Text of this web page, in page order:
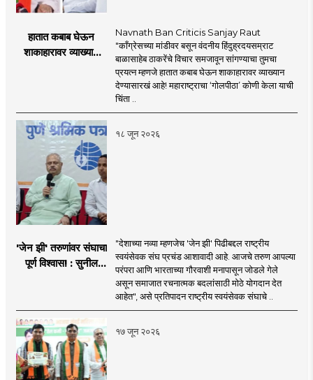
हातात कबाब घेऊन
शाकाहारावर व्याख्यान
Navnath Ban Criticis Sanjay Raut
"काँग्रेसच्या मांडीवर बसून वंदनीय हिंदुह्रदयसम्राट
बाळासाहेब ठाकरेंचे विचार समजावून सांगण्याचा तुमचा
प्रयत्न म्हणजे हातात कबाब घेऊन शाकाहारावर व्याख्यान
देण्यासारखं आहे! महाराष्ट्राचा ‘गोलपीठा’ कोणी केला याची
चिंता ..
१८ जून २०२६
'जेन झी' तरुणांवर संघाचा
पूर्ण विश्वास! : सुनील
"देशाच्या नव्या म्हणजेच 'जेन झी' पिढीबद्दल राष्ट्रीय
स्वयंसेवक संघ प्रचंड आशावादी आहे. आजचे तरुण आपल्या
परंपरा आणि भारताच्या गौरवाशी मनापासून जोडले गेले
असून समाजात रचनात्मक बदलांसाठी मोठे योगदान देत
आहेत", असे प्रतिपादन राष्ट्रीय स्वयंसेवक संघाचे ..
१७ जून २०२६